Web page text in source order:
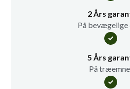
2 Års
På bevægelige
5 Års
På